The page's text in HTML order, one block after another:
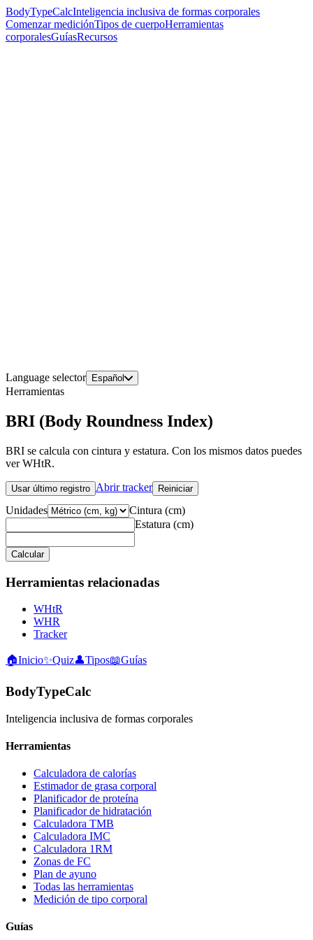
BodyTypeCalcInteligencia inclusiva de formas corporales
Comenzar mediciónTipos de cuerpoHerramientas
corporalesGuíasRecursos
Language selector Español
Herramientas
BRI (Body Roundness Index)
BRI se calcula con cintura y estatura. Con los mismos datos puedes
ver WHtR.
Usar último registro Abrir tracker Reiniciar
Unidades Cintura (cm)
Estatura (cm)
Calcular
Herramientas relacionadas
WHtR
WHR
Tracker
🏠Inicio✨Quiz👤Tipos📖Guías
BodyTypeCalc
Inteligencia inclusiva de formas corporales
Herramientas
Calculadora de calorías
Estimador de grasa corporal
Planificador de proteína
Planificador de hidratación
Calculadora TMB
Calculadora IMC
Calculadora 1RM
Zonas de FC
Plan de ayuno
Todas las herramientas
Medición de tipo corporal
Guías